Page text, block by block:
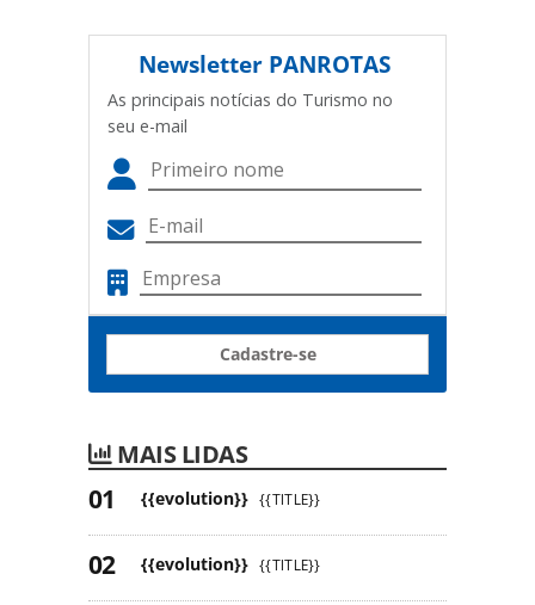
Newsletter PANROTAS
As principais notícias do Turismo no
seu e-mail
Cadastre-se
MAIS LIDAS
{{evolution}} {{TITLE}}
{{evolution}} {{TITLE}}